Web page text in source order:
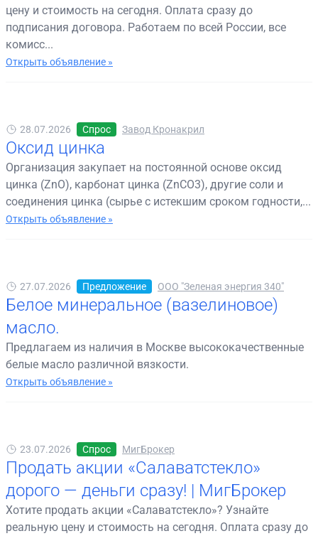
цену и стоимость на сегодня. Оплата сразу до
подписания договора. Работаем по всей России, все
комисс...
Открыть объявление »
28.07.2026 Спрос Завод Кронакрил
Оксид цинка
Организация закупает на постоянной основе оксид
цинка (ZnO), карбонат цинка (ZnCO3), другие соли и
соединения цинка (сырье с истекшим сроком годности,...
Открыть объявление »
27.07.2026 Предложение ООО "Зеленая энергия 340"
Белое минеральное (вазелиновое)
масло.
Предлагаем из наличия в Москве высококачественные
белые масло различной вязкости.
Открыть объявление »
23.07.2026 Спрос МигБрокер
Продать акции «Салаватстекло»
дорого — деньги сразу! | МигБрокер
Хотите продать акции «Салаватстекло»? Узнайте
реальную цену и стоимость на сегодня. Оплата сразу до